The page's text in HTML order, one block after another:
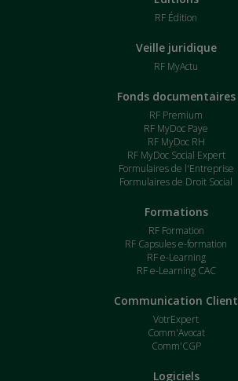
RF Édition
Veille juridique
RF MyActu
Fonds documentaires
RF Premium
RF MyDoc Paye
RF MyDoc RH
RF MyDoc Social Expert
Formulaires de l'Entreprise
Formulaires de Droit Social
Formations
RF Formation
RF Capsules e-formation
RF e-Learning
RF e-Learning CAC
Communication Client
VotrExpert
Comm'Avocat
Comm'CGP
Logiciels